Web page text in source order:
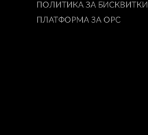
ПОЛИТИКА ЗА БИСКВИТКИ
ПЛАТФОРМА ЗА ОРС